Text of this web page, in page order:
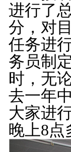
进行了
分，对
任务进
务员制
时，无
去一年
大家进
晚上8点